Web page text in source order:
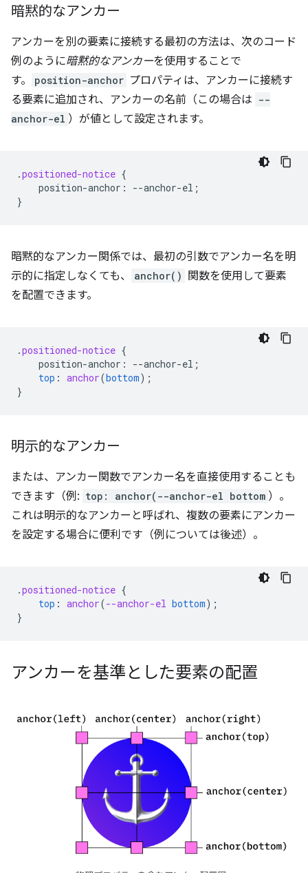
暗黙的なアンカー
アンカーを別の要素に接続する最初の方法は、次のコード
例のように暗黙的なアンカーを使用することで
す。
position-anchor プロパティは、アンカーに接続す
る要素に追加され、アンカーの名前（この場合は --
anchor-el ）が値として設定されます。
.positioned-notice {
position-anchor : --anchor-el ;
}
暗黙的なアンカー関係では、最初の引数でアンカー名を明
示的に指定しなくても、
anchor()
関数を使用して要素
を配置できます。
.positioned-notice {
position-anchor : --anchor-el ;
top : anchor(bottom);
}
明示的なアンカー
または、アンカー関数でアンカー名を直接使用することも
できます（例: top: anchor(--anchor-el bottom ）。
これは明示的なアンカーと呼ばれ、複数の要素にアンカー
を設定する場合に便利です（例については後述）。
.positioned-notice {
top : anchor(--anchor-el bottom);
}
アンカーを基準とした要素の配置